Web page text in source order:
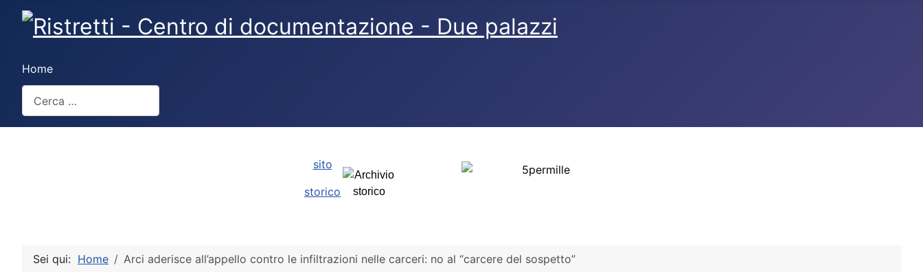
Home
Type 2 or more characters for results.
sito
storico
Sei qui: Home Arci aderisce all’appello contro le infiltrazioni nelle carceri: no al “carcere del sospetto”